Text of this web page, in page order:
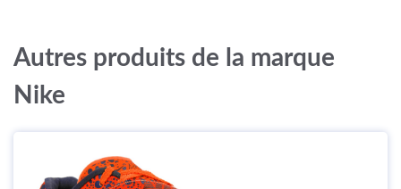
Autres produits de la marque
Nike